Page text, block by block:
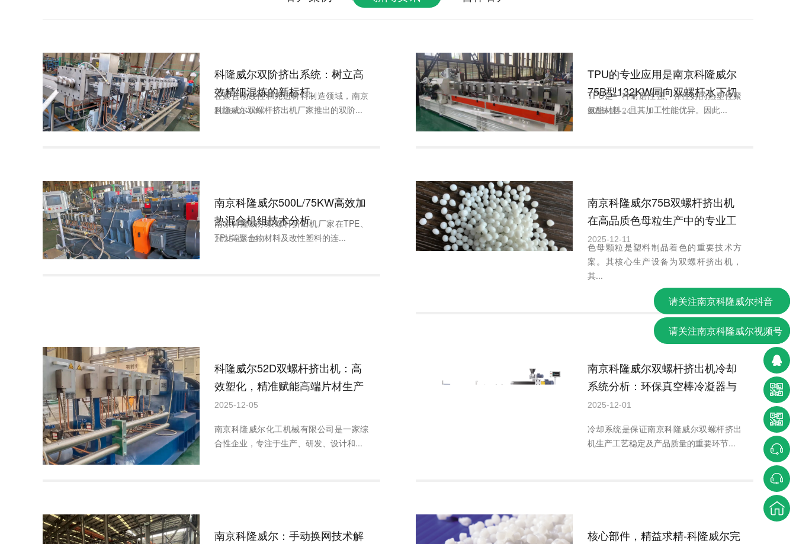
科隆威尔双阶挤出系统：树立高
效精细混炼的新标杆。
2026-01-04
在聚合物改性和先进材料制造领域，南京
科隆威尔双螺杆挤出机厂家推出的双阶...
TPU的专业应用是南京科隆威尔
75B型132KW同向双螺杆水下切
粒系统。
2025-12-24
TPU是一种耐磨性强、弹性好的热塑性聚
氨酯材料，且其加工性能优异。因此...
南京科隆威尔500L/75KW高效加
热混合机组技术分析
2025-12-19
南京科隆威尔双螺杆挤出机厂家在TPE、
TPU等聚合物材料及改性塑料的连...
南京科隆威尔75B双螺杆挤出机
在高品质色母粒生产中的专业工
艺分析
2025-12-11
色母颗粒是塑料制品着色的重要技术方
案。其核心生产设备为双螺杆挤出机，
其...
科隆威尔52D双螺杆挤出机：高
效塑化，精准赋能高端片材生产
2025-12-05
南京科隆威尔化工机械有限公司是一家综
合性企业，专注于生产、研发、设计和...
南京科隆威尔双螺杆挤出机冷却
系统分析：环保真空棒冷凝器与
风机冷却的区别和作用
2025-12-01
冷却系统是保证南京科隆威尔双螺杆挤出
机生产工艺稳定及产品质量的重要环节...
南京科隆威尔：手动换网技术解
核心部件，精益求精-科隆威尔完
请关注南京科隆威尔抖音
请关注南京科隆威尔视频号